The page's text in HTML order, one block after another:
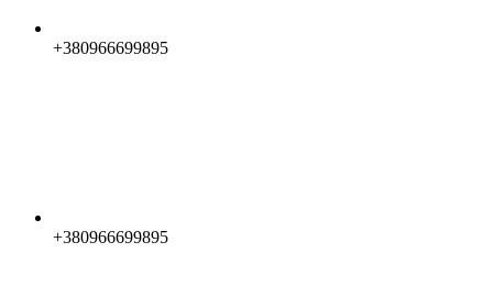
+380966699895
+380966699895